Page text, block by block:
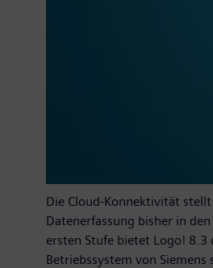
Die Cloud-Konnektivität
Datenerfassung bisher in
ersten Stufe bietet Logo! 8.3
Betriebssystem von Siemens